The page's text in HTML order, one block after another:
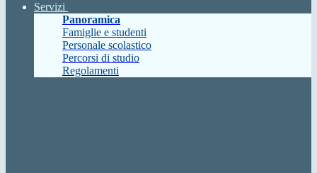
Servizi
Panoramica
Famiglie e studenti
Personale scolastico
Percorsi di studio
Regolamenti